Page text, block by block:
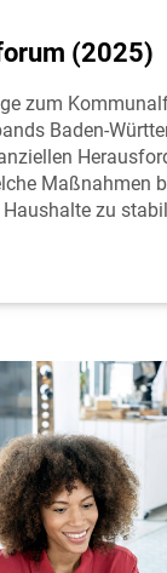
(2025)
zum
Baden-
Maßnahmen
zu